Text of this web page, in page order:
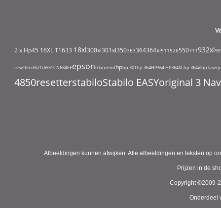
2 x Hp45 16XL T1633 18xl300xl301xl350363364364xl511 526550711932xl
resettercli521cli551CN684EEepsonGlanzendhphp 301hp 364HP364 HP364XLhp 364xlhp
4850resetterstabiloStabilo EASYoriginal 3
Afbeeldingen kunnen afwijken. Alle afbeeldingen en teksten op
Prijzen in de
Copyright ©2009-
Onderdeel